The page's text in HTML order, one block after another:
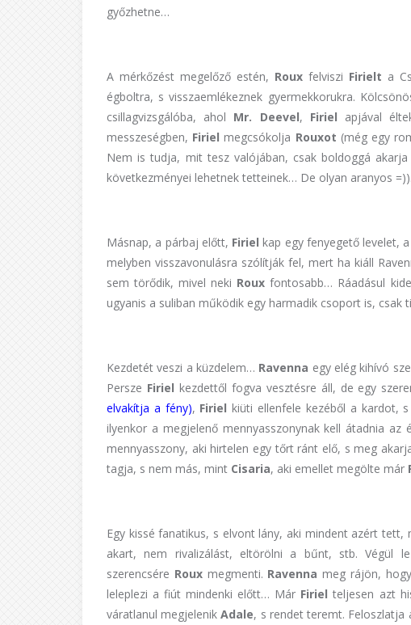
győzhetne…
A mérkőzést megelőző estén, Roux felviszi Firielt a
égboltra, s visszaemlékeznek gyermekkorukra.
csillagvizsgálóba, ahol Mr. Deevel, Firiel apjával
messzeségben, Firielmegcsókolja Rouxot (még egy
Nem is tudja, mit tesz valójában, csak boldoggá
következményei lehetnek tetteinek… De olyan aranyos =)).
Másnap, a párbaj előtt, Firielkap egy fenyegető levelet,
melyben visszavonulásra szólítják fel, mert ha kiáll
sem törődik, mivel neki Rouxfontosabb… Ráadásul
ugyanis a suliban működik egy harmadik csoport is, csak
Kezdetét veszi a küzdelem… Ravenna egy elég kihívó
Persze Firiel kezdettől fogva vesztésre áll, de egy
elvakítja a fény), Firielkiüti ellenfele kezéből a kardot,
ilyenkor a megjelenő mennyasszonynak kell átadnia
mennyasszony, aki hirtelen egy tőrt ránt elő, s meg
tagja, s nem más, mint Cisaria, aki emellet megölte már
Egy kissé fanatikus, s elvont lány, aki mindent azért
akart, nem rivalizálást, eltörölni a bűnt, stb. Végül
szerencsére Roux megmenti. Ravennameg rájön, hogy
leleplezi a fiút mindenki előtt… Már Firielteljesen azt
váratlanul megjelenikAdale, s rendet teremt. Feloszlatja